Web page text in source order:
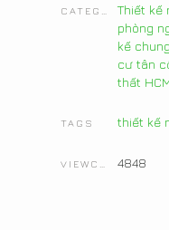
Thiết kế
phòng
kế
cư tân
thất
TAGS thiết kế
4848